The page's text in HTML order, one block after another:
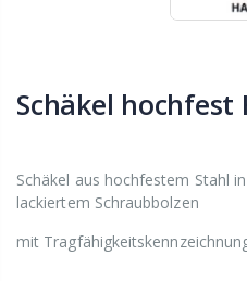
Schäkel hochfest
Schäkel aus hochfestem Stahl
lackiertem Schraubbolzen
mit